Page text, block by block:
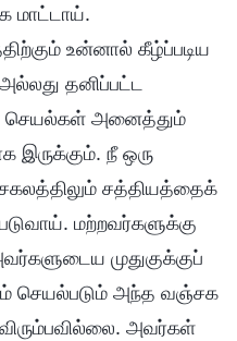
மாட்டாய்.
உன்னால் கீழ்ப்படிய
தனிப்பட்ட
செயல்கள் அனைத்தும்
இருக்கும். நீ ஒரு
சத்தியத்தைக்
மற்றவர்களுக்கு
முதுகுக்குப்
செயல்படும் அந்த வஞ்சக
அவர்கள்